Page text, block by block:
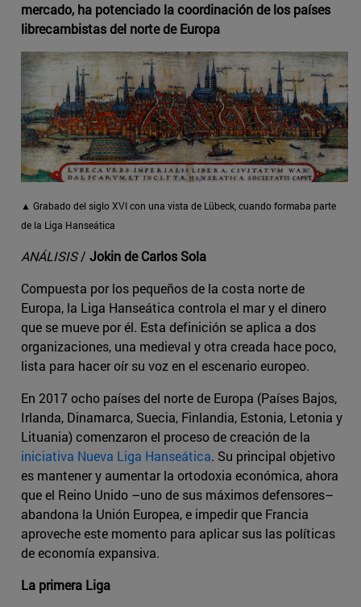
mercado, ha potenciado la coordinación de los países
librecambistas del norte de Europa
▲ Grabado del siglo XVI con una vista de Lübeck, cuando formaba parte
de la Liga Hanseática
ANÁLISIS/ Jokin de Carlos Sola
Compuesta por los pequeños de la costa norte de
Europa, la Liga Hanseática controla el mar y el dinero
que se mueve por él. Esta definición se aplica a dos
organizaciones, una medieval y otra creada hace poco,
lista para hacer oír su voz en el escenario europeo.
En 2017 ocho países del norte de Europa (Países Bajos,
Irlanda, Dinamarca, Suecia, Finlandia, Estonia, Letonia y
Lituania) comenzaron el proceso de creación de la
iniciativa Nueva Liga Hanseática. Su principal objetivo
es mantener y aumentar la ortodoxia económica, ahora
que el Reino Unido –uno de sus máximos defensores–
abandona la Unión Europea, e impedir que Francia
aproveche este momento para aplicar sus las políticas
de economía expansiva.
La primera Liga